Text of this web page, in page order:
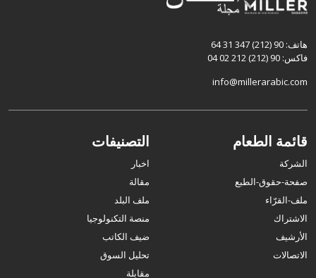
هاتف: 90 (212) 347 31 64
فاكس: 90 (212) 212 02 04
info@millerarabic.com
قائمة الطعام
الشركة
صفحة-حقوق-الطبع
ملف-القرّاء
الاشتراك
الأرشيف
الاتصالات
التصنيفات
اخبار
مقالة
ملف البلد
منصة التكنولوجيا
ضيف الكاتب
تحليل السوق
مقابلة